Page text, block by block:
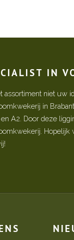
IN
assortiment niet uw
in
A2. Door deze
Hopelijk